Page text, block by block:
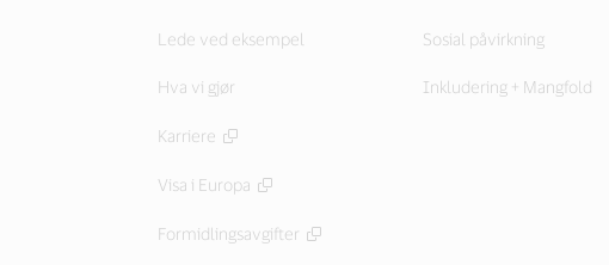
Lede ved eksempel
Hva vi gjør
Karriere
Visa i Europa
Formidlingsavgifter
Sosial påvirkning
Inkludering + Mangfold